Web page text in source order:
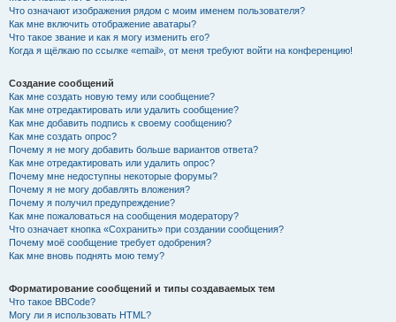
Что означают изображения рядом с моим именем пользователя?
Как мне включить отображение аватары?
Что такое звание и как я могу изменить его?
Когда я щёлкаю по ссылке «email», от меня требуют войти на конференцию!
Создание сообщений
Как мне создать новую тему или сообщение?
Как мне отредактировать или удалить сообщение?
Как мне добавить подпись к своему сообщению?
Как мне создать опрос?
Почему я не могу добавить больше вариантов ответа?
Как мне отредактировать или удалить опрос?
Почему мне недоступны некоторые форумы?
Почему я не могу добавлять вложения?
Почему я получил предупреждение?
Как мне пожаловаться на сообщения модератору?
Что означает кнопка «Сохранить» при создании сообщения?
Почему моё сообщение требует одобрения?
Как мне вновь поднять мою тему?
Форматирование сообщений и типы создаваемых тем
Что такое BBCode?
Могу ли я использовать HTML?